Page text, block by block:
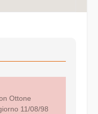
Ottone
11/08/98